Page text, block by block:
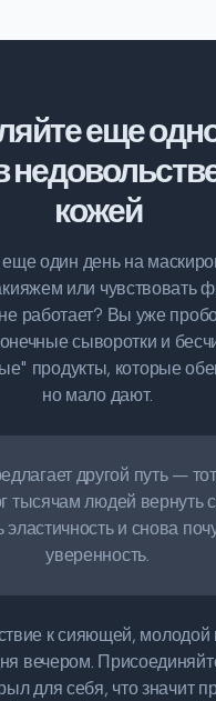
еще
кожей
один день на
или чувствовать
не работает? Вы уже
сыворотки и
продукты, которые
но мало дают.
другой путь—
тысячам людей вернуть
эластичность и снова
уверенность.
к сияющей, молодой
вечером.
для себя, что значит